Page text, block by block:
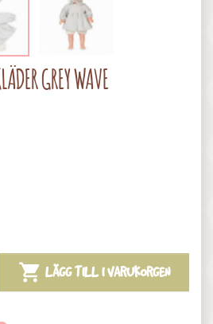
GREY WAVE
 LÄGG TILL I VARUKORGEN